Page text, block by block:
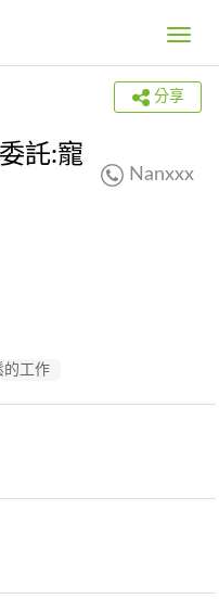
Toggle
分享
託:寵
Nanxxx
的工作